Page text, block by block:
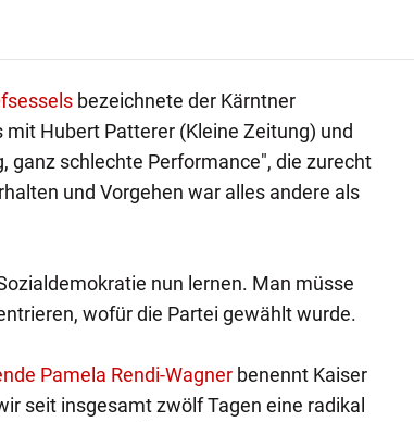
bezeichnete der Kärntner
Hubert Patterer (Kleine Zeitung) und
ganz schlechte Performance", die zurecht
und Vorgehen war alles andere als
nun lernen. Man müsse
wofür die Partei gewählt wurde.
Pamela Rendi-Wagnerbenennt Kaiser
seit insgesamt zwölf Tagen eine radikal